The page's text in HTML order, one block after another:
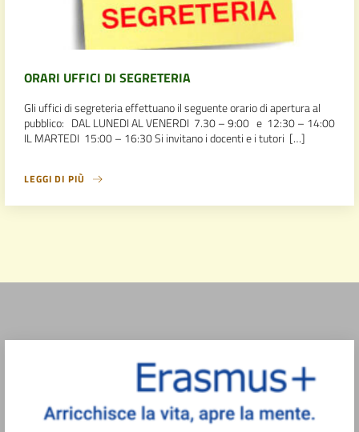
ORARI UFFICI DI SEGRETERIA
Gli uffici di segreteria effettuano il seguente orario di apertura al
pubblico: DAL LUNEDI AL VENERDI 7.30 – 9:00 e 12:30 – 14:00
IL MARTEDI 15:00 – 16:30 Si invitano i docenti e i tutori […]
LEGGI DI PIÙ